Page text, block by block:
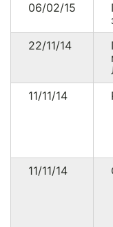
06/02/15
22/11/14
11/11/14
11/11/14